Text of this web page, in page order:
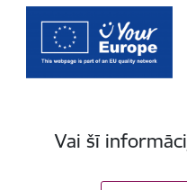
Vai šī